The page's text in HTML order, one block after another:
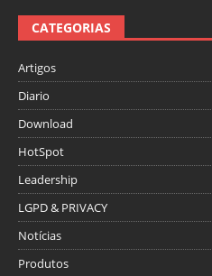
CATEGORIAS
Artigos
Diario
Download
HotSpot
Leadership
LGPD & PRIVACY
Notícias
Produtos